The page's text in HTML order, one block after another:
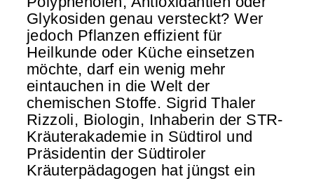
Glykosiden genau versteckt? Wer
jedoch Pflanzen effizient für
Heilkunde oder Küche einsetzen
möchte, darf ein wenig mehr
eintauchen in die Welt der
chemischen Stoffe. Sigrid Thaler
Rizzoli, Biologin, Inhaberin der STR-
Kräuterakademie in Südtirol und
Präsidentin der Südtiroler
Kräuterpädagogen hat jüngst ein